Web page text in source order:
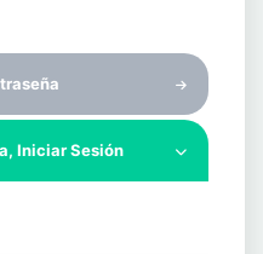
Iniciar Sesión